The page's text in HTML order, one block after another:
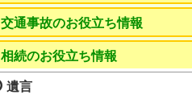
交通事故のお役立ち情報
相続のお役立ち情報
遺言